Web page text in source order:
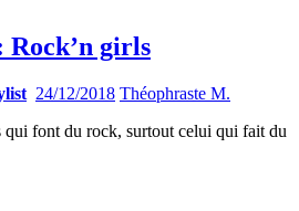
Rock’n girls
24/12/2018 Théophraste M.
font du rock, surtout celui qui fait du